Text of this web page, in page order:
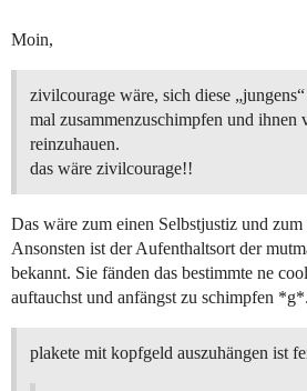
Moin,
zivilcourage wäre, sich diese
mal zusammenzuschimpfen und ihnen
reinzuhauen.
das wäre zivilcourage!!
Das wäre zum einen Selbstjustiz und zum
Ansonsten ist der Aufenthaltsort der
bekannt. Sie fänden das bestimmte ne
auftauchst und anfängst zu schimpfen *g*.
plakete mit kopfgeld auszuhängen ist